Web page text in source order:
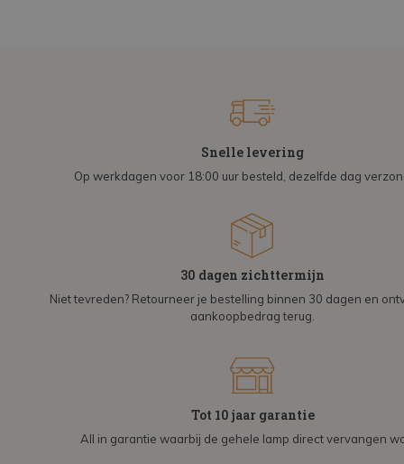
Snelle levering
Op werkdagen voor 18:00 uur besteld, dezelfde dag
30 dagen zichttermijn
Niet tevreden? Retourneer je bestelling binnen 30 dagen en
aankoopbedrag terug.
Tot 10 jaar garantie
All in garantie waarbij de gehele lamp direct vervangen